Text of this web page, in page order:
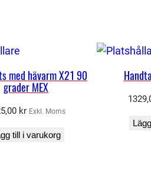
med hävarm X21 90
grader MEX
kr Exkl. Moms
till i varukorg